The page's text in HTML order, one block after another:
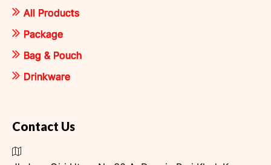
All Products
Package
Bag & Pouch
Drinkware
Contact Us